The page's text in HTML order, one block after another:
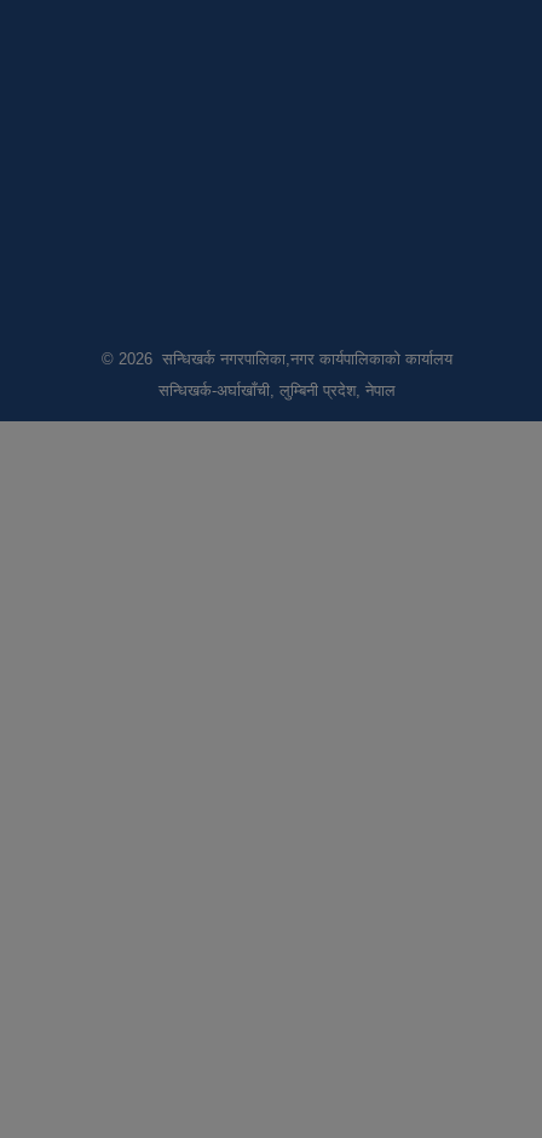
© 2026 सन्धिखर्क नगरपालिका,नगर कार्यपालिकाको कार्यालय
सन्धिखर्क-अर्घाखाँची, लुम्बिनी प्रदेश, नेपाल